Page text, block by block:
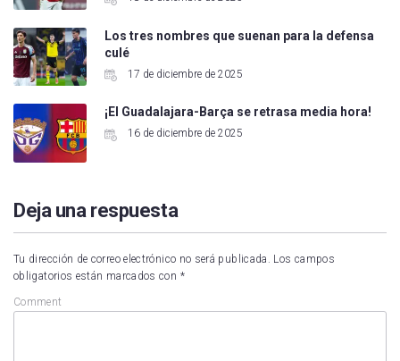
Los tres nombres que suenan para la defensa
culé
17 de diciembre de 2025
¡El Guadalajara-Barça se retrasa media hora!
16 de diciembre de 2025
Deja una respuesta
Tu dirección de correo electrónico no será publicada.
Los campos
obligatorios están marcados con *
Comment